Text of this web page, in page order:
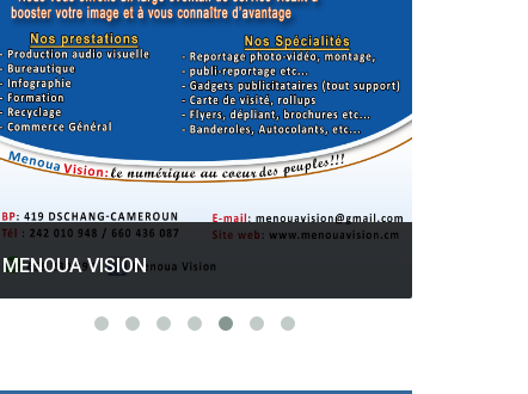
MENOUA VISION
GESPROS formation : La rentrée
académique ce 10 Octobre 2022.